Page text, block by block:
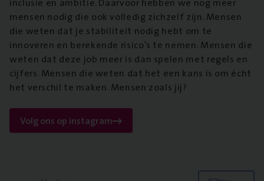
mensen nodig die ook volledig zichzelf zijn. Mensen
die weten dat je stabiliteit nodig hebt om te
innoveren en berekende risico’s te nemen. Mensen die
weten dat deze job meer is dan spelen met regels en
cijfers. Mensen die weten dat het een kans is om écht
het verschil te maken. Mensen zoals jij?
Volg ons op instagram